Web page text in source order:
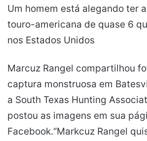
Um homem está alegando ter
touro-americana de quase 6
nos Estados Unidos
Marcuz Rangel compartilhou
captura monstruosa em
a South Texas Hunting
postou as imagens em sua
Facebook.“Markcuz Rangel